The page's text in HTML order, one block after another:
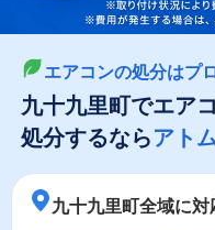
エアコンの処分はプ
九十九里町でエア
処分するならアト
九十九里町全域に対